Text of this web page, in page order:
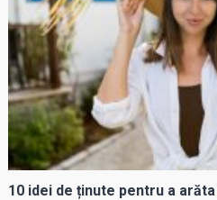
10 idei de ținute pentru a